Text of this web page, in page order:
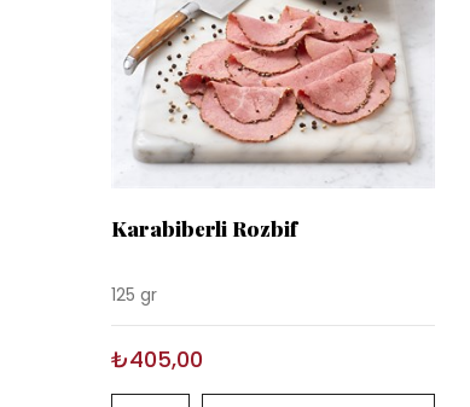
Karabiberli Rozbif
125 gr
₺405,00